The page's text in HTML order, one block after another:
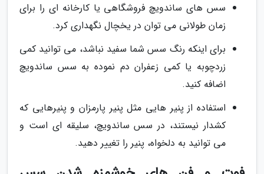
سس های ساندویچ فروشگاهی یا کارخانه ای را برای
زمان طولانی می توان در یخچال نگهداری کرد.
برای اینکه رنگ سس شما سفید نباشد، می توانید کمی
زردچوبه یا کمی زعفران دم نموده به سس ساندویچ
اضافه کنید.
استفاده از پنیر هایی مثل پنیر پارمزان و پنیرهایی که
کشدار نیستند، در سس ساندویچ، سلیقه ای است و
می توانید به دلخواه، پنیر را تغییر دهید.